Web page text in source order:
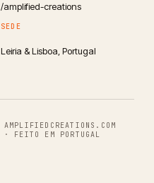
/amplified-creations
SEDE
Leiria & Lisboa, Portugal
AMPLIFIEDCREATIONS.COM
· FEITO EM PORTUGAL